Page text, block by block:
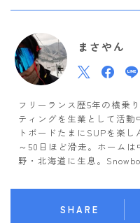
まさやん
フリーランス歴5年の横乗
ティングを生業として活
トボードたまにSUPを楽
～50日ほど滑走。ホーム
野・北海道に生息。
SHARE